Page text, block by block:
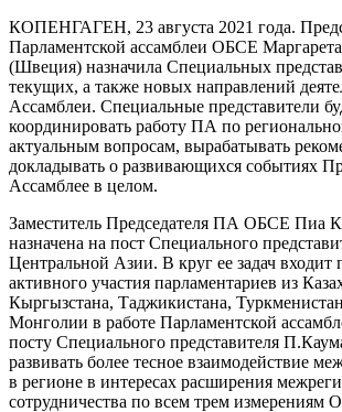
КОПЕНГАГЕН, 23 августа 2021 года.
Парламентской ассамблеи ОБСЕ
(Швеция) назначила Специальных
текущих, а также новых направлений
Ассамблеи. Специальные представители
координировать работу ПА по
актуальным вопросам, вырабатывать
докладывать о развивающихся событиях
Ассамблее в целом.
Заместитель Председателя ПА ОБСЕ Пиа
назначена на пост Специального
Центральной Азии. В круг ее задач входит
активного участия парламентариев из
Кыргызстана, Таджикистана,
Монголии в работе Парламентской
посту Специального представителя
развивать более тесное взаимодействие
в регионе в интересах расширения
сотрудничества по всем трем измерениям